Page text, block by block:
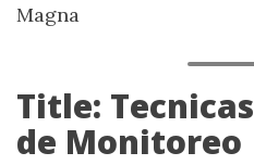
Magna
Title:
de Monitoreo